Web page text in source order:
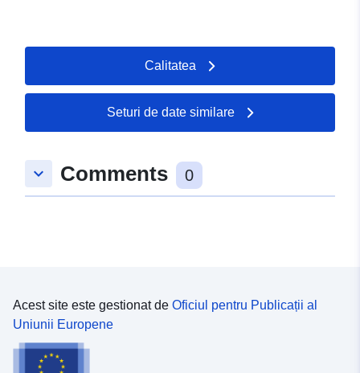
Calitatea
Seturi de date similare
keyboard_arrow_down Comments 0
Acest site este gestionat de Oficiul pentru Publicații al
Uniunii Europene